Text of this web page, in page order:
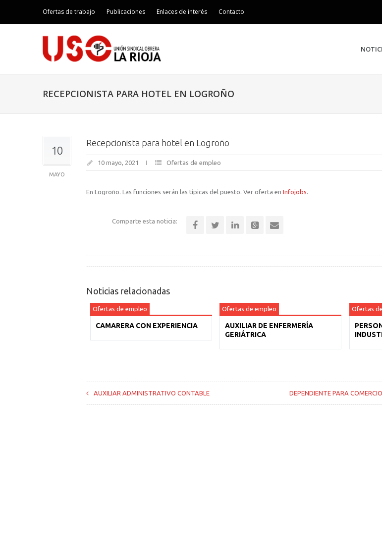
Ofertas de trabajo Publicaciones Enlaces de interés Contacto
RECEPCIONISTA PARA HOTEL EN LOGROÑO
10
MAYO
Recepcionista para hotel en Logroño
10 mayo, 2021 Ofertas de empleo
En Logroño. Las funciones serán las típicas del puesto. Ver oferta en Infojobs.
Comparte esta noticia:
Noticias relacionadas
Ofertas de empleo
CAMARERA CON EXPERIENCIA
Ofertas de empleo
AUXILIAR DE ENFERMERÍA
GERIÁTRICA
Ofertas
AUXILIAR ADMINISTRATIVO CONTABLE DEPENDIENTE PARA